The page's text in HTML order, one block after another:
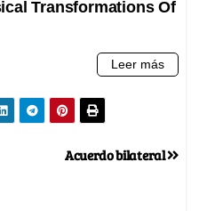
Acuerdo bilateral